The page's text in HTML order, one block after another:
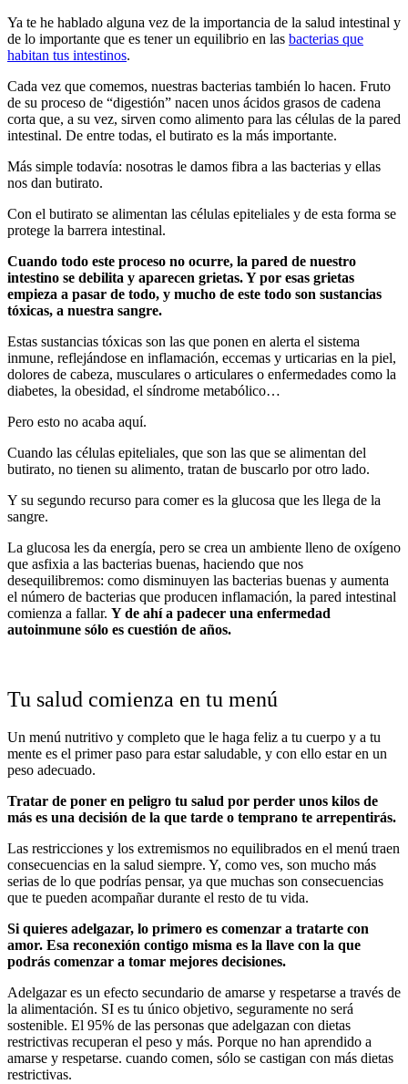
Ya te he hablado alguna vez de la importancia de la salud intestinal y
de lo importante que es tener un equilibrio en las bacterias que
habitan tus intestinos.
Cada vez que comemos, nuestras bacterias también lo hacen. Fruto
de su proceso de “digestión” nacen unos ácidos grasos de cadena
corta que, a su vez, sirven como alimento para las células de la pared
intestinal. De entre todas, el butirato es la más importante.
Más simple todavía: nosotras le damos fibra a las bacterias y ellas
nos dan butirato.
Con el butirato se alimentan las células epiteliales y de esta forma se
protege la barrera intestinal.
Cuando todo este proceso no ocurre, la pared de nuestro
intestino se debilita y aparecen grietas. Y por esas grietas
empieza a pasar de todo, y mucho de este todo son sustancias
tóxicas, a nuestra sangre.
Estas sustancias tóxicas son las que ponen en alerta el sistema
inmune, reflejándose en inflamación, eccemas y urticarias en la piel,
dolores de cabeza, musculares o articulares o enfermedades como la
diabetes, la obesidad, el síndrome metabólico…
Pero esto no acaba aquí.
Cuando las células epiteliales, que son las que se alimentan del
butirato, no tienen su alimento, tratan de buscarlo por otro lado.
Y su segundo recurso para comer es la glucosa que les llega de la
sangre.
La glucosa les da energía, pero se crea un ambiente lleno de oxígeno
que asfixia a las bacterias buenas, haciendo que nos
desequilibremos: como disminuyen las bacterias buenas y aumenta
el número de bacterias que producen inflamación, la pared intestinal
comienza a fallar. Y de ahí a padecer una enfermedad
autoinmune sólo es cuestión de años.
Tu salud comienza en tu menú
Un menú nutritivo y completo que le haga feliz a tu cuerpo y a tu
mente es el primer paso para estar saludable, y con ello estar en un
peso adecuado.
Tratar de poner en peligro tu salud por perder unos kilos de
más es una decisión de la que tarde o temprano te arrepentirás.
Las restricciones y los extremismos no equilibrados en el menú traen
consecuencias en la salud siempre. Y, como ves, son mucho más
serias de lo que podrías pensar, ya que muchas son consecuencias
que te pueden acompañar durante el resto de tu vida.
Si quieres adelgazar, lo primero es comenzar a tratarte con
amor. Esa reconexión contigo misma es la llave con la que
podrás comenzar a tomar mejores decisiones.
Adelgazar es un efecto secundario de amarse y respetarse a través de
la alimentación. SI es tu único objetivo, seguramente no será
sostenible. El 95% de las personas que adelgazan con dietas
restrictivas recuperan el peso y más. Porque no han aprendido a
amarse y respetarse. cuando comen, sólo se castigan con más dietas
restrictivas.